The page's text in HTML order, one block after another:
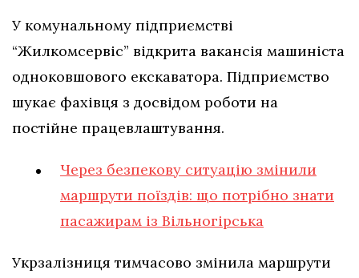
У комунальному підприємстві
“Жилкомсервіс” відкрита вакансія машиніста
одноковшового екскаватора. Підприємство
шукає фахівця з досвідом роботи на
постійне працевлаштування.
Через безпекову ситуацію змінили
маршрути поїздів: що потрібно знати
пасажирам із Вільногірська
Укрзалізниця тимчасово змінила маршрути